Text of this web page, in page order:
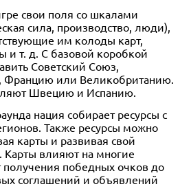
свои поля со шкалами
сила, производство, люди),
им колоды карт,
и т. д. С базовой коробкой
Советский Союз,
Францию или Великобританию.
Швецию и Испанию.
нация собирает ресурсы с
Также ресурсы можно
карты и развивая свой
влияют на многие
получения победных очков до
соглашений и объявлений